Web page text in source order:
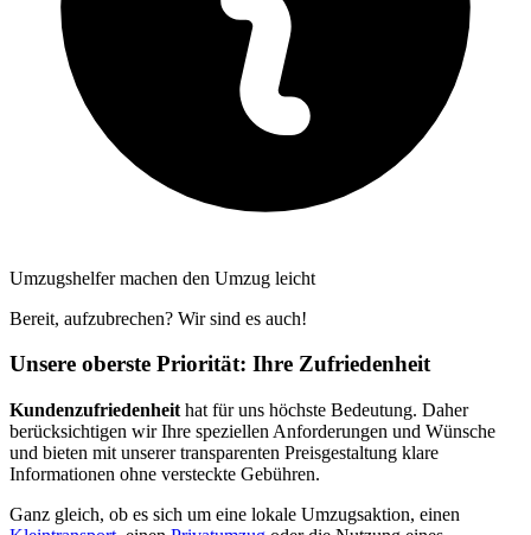
Umzugshelfer machen den Umzug leicht
Bereit, aufzubrechen? Wir sind es auch!
Unsere oberste Priorität: Ihre Zufriedenheit
Kundenzufriedenheit hat für uns höchste Bedeutung. Daher
berücksichtigen wir Ihre speziellen Anforderungen und Wünsche
und bieten mit unserer transparenten Preisgestaltung klare
Informationen ohne versteckte Gebühren.
Ganz gleich, ob es sich um eine lokale Umzugsaktion, einen